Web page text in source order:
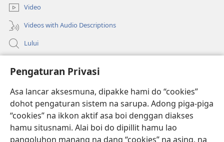
Pengaturan Privasi
Asa lancar aksesmuna, dipakke hami do “cookies”
dohot pengaturan sistem na sarupa. Adong piga-piga
“cookies” na ikkon aktif asa boi denggan diakses
hamu situsnami. Alai boi do dipillit hamu lao
pangoluhon manang na dang “cookies” na asing, na
Video
Videos with Audio Descriptions
Lului
(opens
new
PERPUSTAKAAN ONLINE Joujou Paboahon™
(opens
new
window)JW Hub